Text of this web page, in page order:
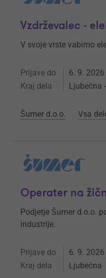
Vzdrževalec -
V svoje vrste vabimo
Prijave do 6. 9. 2026
Kraj dela Ljubečna
Šumer d.o.o. Vsa
Operater na
Podjetje Šumer d.o.o.
industrije.
Prijave do 6. 9. 2026
Kraj dela Ljubečna